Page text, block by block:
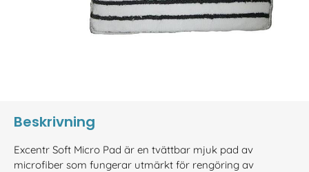
Beskrivning
Excentr Soft Micro Pad är en tvättbar mjuk pad av
microfiber som fungerar utmärkt för rengöring av